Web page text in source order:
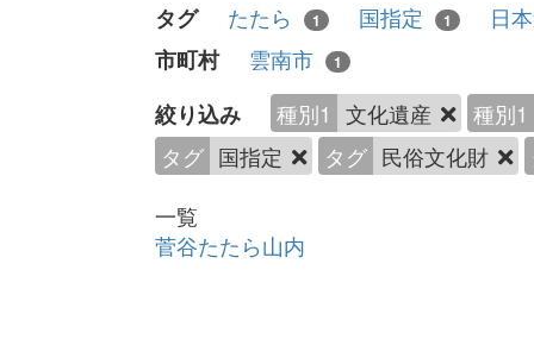
タグ たたら 1 国指定 1
日
市町村
雲南市 1
絞り込み 種別1 文化遺産
種別1
タグ 国指定 タグ 民俗文化財
一覧
菅谷たたら山内